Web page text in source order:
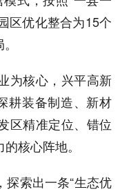
区优化整合为15个
为核心，兴平高新
耕装备制造、新材
精准定位、错位
核心阵地。
探索出一条“生态优